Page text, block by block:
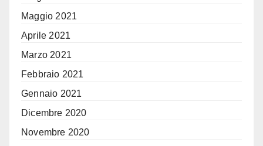
Maggio 2021
Aprile 2021
Marzo 2021
Febbraio 2021
Gennaio 2021
Dicembre 2020
Novembre 2020